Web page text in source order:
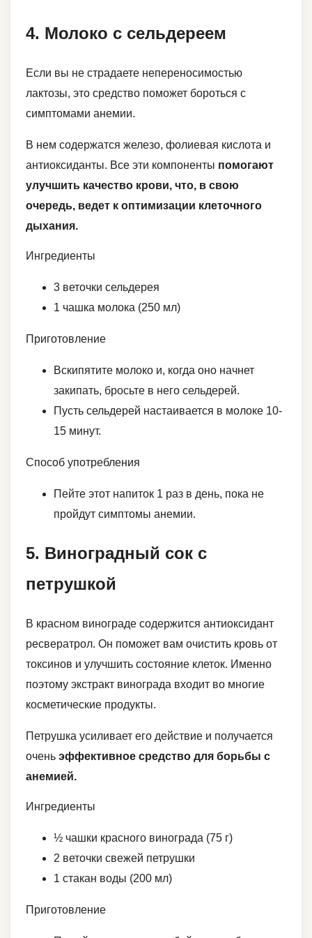
4. Молоко с сельдереем
Если вы не страдаете непереносимостью
лактозы, это средство поможет бороться с
симптомами анемии.
В нем содержатся железо, фолиевая кислота и
антиоксиданты. Все эти компоненты помогают
улучшить качество крови, что, в свою
очередь, ведет к оптимизации клеточного
дыхания.
Ингредиенты
3 веточки сельдерея
1 чашка молока (250 мл)
Приготовление
Вскипятите молоко и, когда оно начнет
закипать, бросьте в него сельдерей.
Пусть сельдерей настаивается в молоке 10-
15 минут.
Способ употребления
Пейте этот напиток 1 раз в день, пока не
пройдут симптомы анемии.
5. Виноградный сок с
петрушкой
В красном винограде содержится антиоксидант
ресвератрол. Он поможет вам очистить кровь от
токсинов и улучшить состояние клеток. Именно
поэтому экстракт винограда входит во многие
косметические продукты.
Петрушка усиливает его действие и получается
очень эффективное средство для борьбы с
анемией.
Ингредиенты
½ чашки красного винограда (75 г)
2 веточки свежей петрушки
1 стакан воды (200 мл)
Приготовление